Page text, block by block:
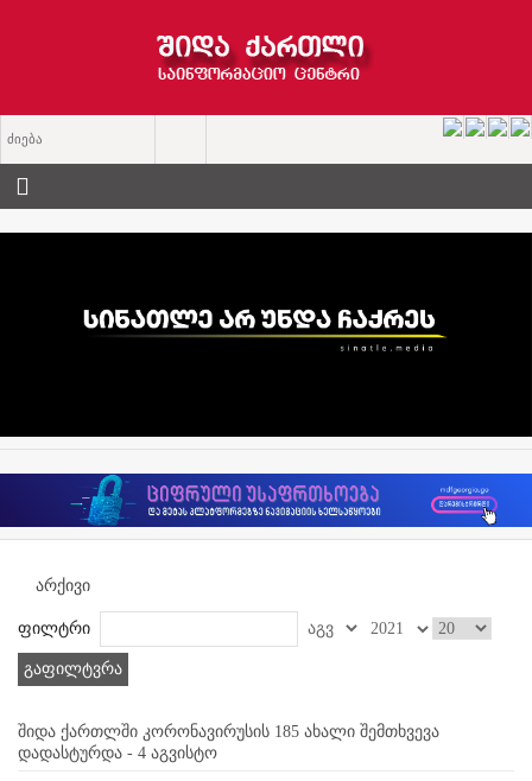
არქივი
ფილტრი
გაფილტვრა
შიდა ქართლში კორონავირუსის 185 ახალი შემთხვევა
დადასტურდა - 4 აგვისტო